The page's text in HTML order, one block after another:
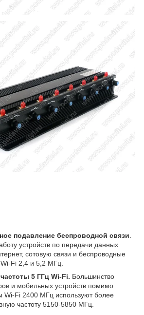
подавление беспроводной связи
устройств по передачи данных
сотовую связи и беспроводные
Fi 2,4 и 5,2 МГц.
5 ГГц Wi-Fi. Большинство
и мобильных устройств помимо
Wi-Fi 2400 МГц используют более
частоту 5150-5850 МГц.